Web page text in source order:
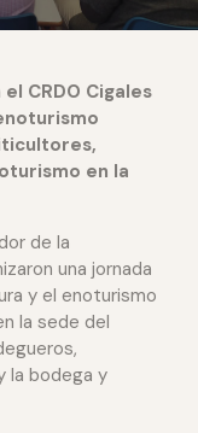
CRDO Cigales
en la
de la
una jornada
y el enoturismo
la sede del
la bodega y